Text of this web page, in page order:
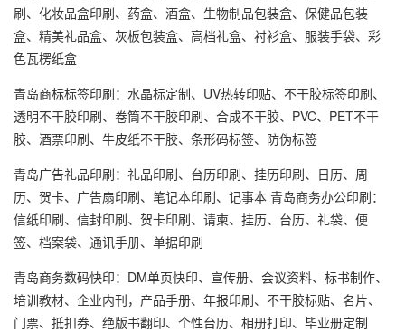
刷、化妆品盒印刷、药盒、酒盒、生物制品包装盒、保健品包装
盒、精美礼品盒、灰板包装盒、高档礼盒、衬衫盒、服装手袋、彩
色瓦楞纸盒
青岛商标标签印刷：水晶标定制、UV热转印贴、不干胶标签印刷、
透明不干胶印刷、卷筒不干胶印刷、合成不干胶、PVC、PET不干
胶、酒票印刷、牛皮纸不干胶、条形码标签、防伪标签
青岛广告礼品印刷：礼品印刷、台历印刷、挂历印刷、日历、周
历、贺卡、广告扇印刷、笔记本印刷、记事本 青岛商务办公印刷：
信纸印刷、信封印刷、贺卡印刷、请柬、挂历、台历、礼袋、便
签、档案袋、通讯手册、单据印刷
青岛商务数码快印：DM单页快印、宣传册、会议资料、标书制作、
培训教材、企业内刊，产品手册、年报印刷、不干胶标贴、名片、
门票、抵扣券、绝版书翻印、个性台历、相册打印、毕业册定制